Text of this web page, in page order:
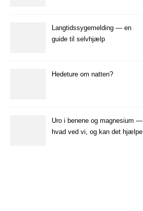
Langtidssygemelding — en
guide til selvhjælp
Hedeture om natten?
Uro i benene og magnesium —
hvad ved vi, og kan det hjælpe